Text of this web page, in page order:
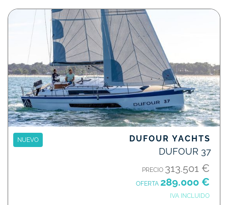
NUEVO DUFOUR YACHTS
DUFOUR 37
PRECIO 313.501 €
OFERTA 289.000 €
IVA INCLUIDO